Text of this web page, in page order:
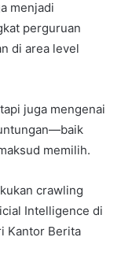
menjadi
perguruan
di area level
juga mengenai
memilih.
crawling
Intelligence di
Kantor Berita